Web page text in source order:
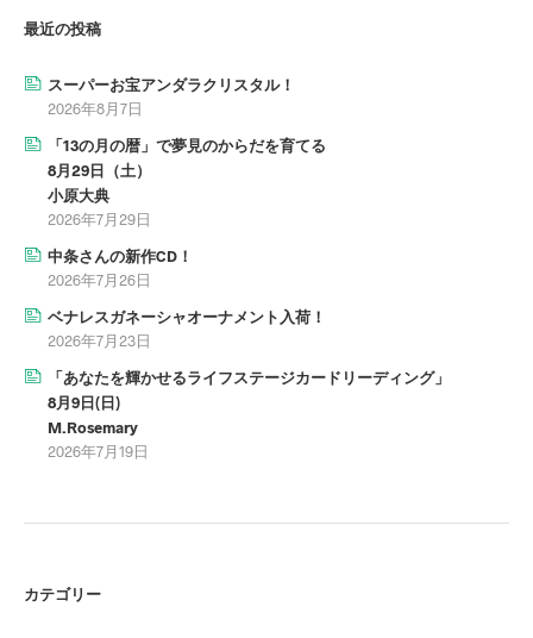
最近の投稿
スーパーお宝アンダラクリスタル！
2026年8月7日
「13の月の暦」で夢見のからだを育てる
8月29日（土）
小原大典
2026年7月29日
中条さんの新作CD！
2026年7月26日
ベナレスガネーシャオーナメント入荷！
2026年7月23日
「あなたを輝かせるライフステージカードリーディング」
8月9日(日)
M.Rosemary
2026年7月19日
カテゴリー